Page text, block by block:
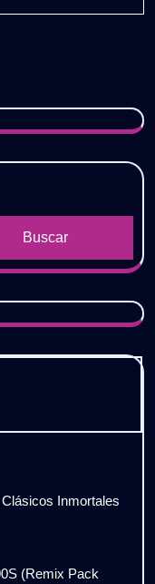
𝗚𝗥𝗔𝗧𝗜𝗦
Buscar
Inmortales
(Remix Pack